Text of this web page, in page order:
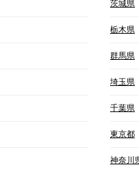
茨城県
栃木県
群馬県
埼玉県
千葉県
東京都
神奈川